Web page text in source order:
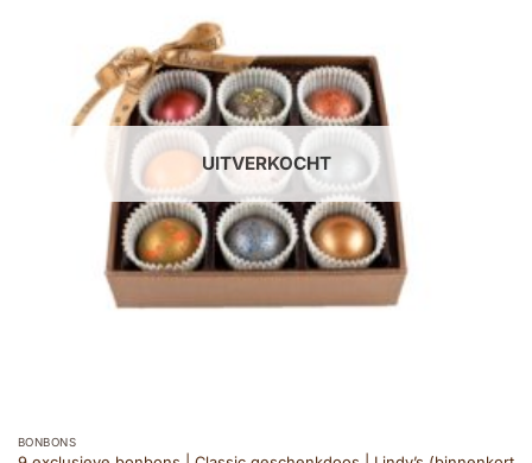
UITVERKOCHT
BONBONS